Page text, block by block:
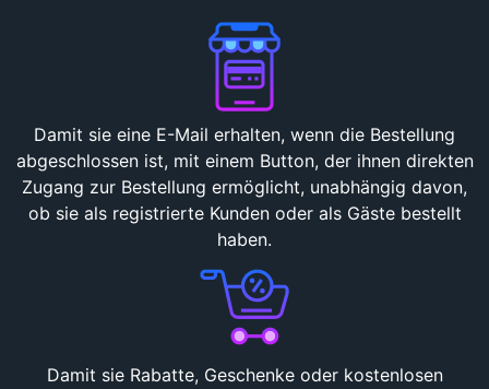
Damit sie eine E-Mail erhalten, wenn die Bestellung
abgeschlossen ist, mit einem Button, der ihnen direkten
Zugang zur Bestellung ermöglicht, unabhängig davon,
ob sie als registrierte Kunden oder als Gäste bestellt
haben.
Damit sie Rabatte, Geschenke oder kostenlosen